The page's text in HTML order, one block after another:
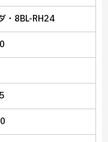
・8BL-RH24